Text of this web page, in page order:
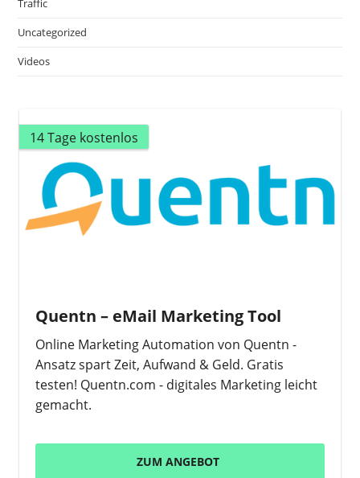
Traffic
Uncategorized
Videos
14 Tage kostenlos
Quentn – eMail Marketing Tool
Online Marketing Automation von Quentn -
Ansatz spart Zeit, Aufwand & Geld. Gratis
testen! Quentn.com - digitales Marketing leicht
gemacht.
ZUM ANGEBOT